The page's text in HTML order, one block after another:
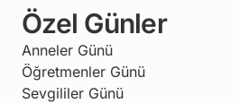
Özel Günler
Anneler Günü
Öğretmenler Günü
Sevgililer Günü